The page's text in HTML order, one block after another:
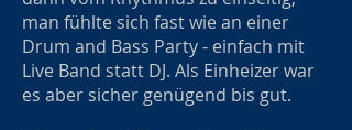
man fühlte sich fast wie an einer
Drum and Bass Party - einfach mit
Live Band statt DJ. Als Einheizer war
es aber sicher genügend bis gut.